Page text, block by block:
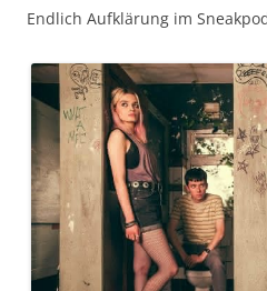
Endlich Aufklärung im